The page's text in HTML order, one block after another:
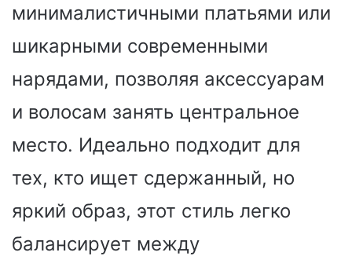
минималистичными платьями или
шикарными современными
нарядами, позволяя аксессуарам
и волосам занять центральное
место. Идеально подходит для
тех, кто ищет сдержанный, но
яркий образ, этот стиль легко
балансирует между